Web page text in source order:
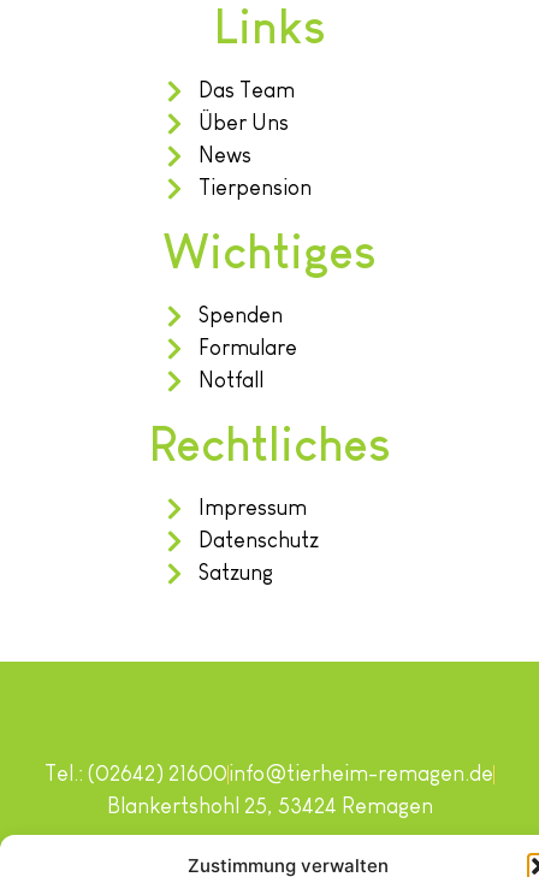
Zustimmung verwalten
Links
Das Team
Über Uns
News
Tierpension
Wichtiges
Spenden
Formulare
Notfall
Rechtliches
Impressum
Datenschutz
Satzung
Copyright © 2024. Alle Rechte vorbehalten.
Tel.: (02642) 21600info@tierheim-remagen.de
Blankertshohl 25, 53424 Remagen